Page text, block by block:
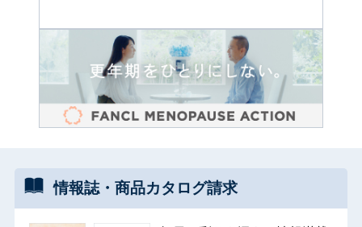
情報誌・ 商品カタログ請求